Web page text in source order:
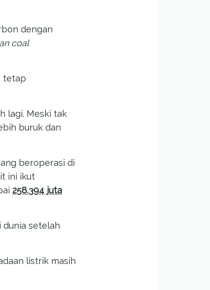
dengan
coal
tetap
lagi. Meski tak
buruk dan
beroperasi di
ini ikut
258.394 juta
dunia setelah
listrik masih